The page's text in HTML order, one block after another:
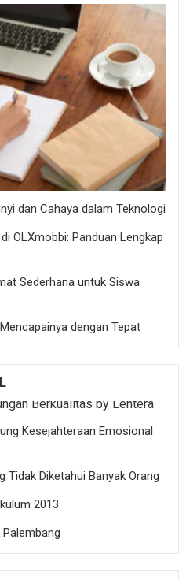
dan Cahaya dalam Teknologi
OLXmobbi: Panduan Lengkap
Sederhana untuk Siswa
dengan Tepat
Kesejahteraan Emosional
Tidak Diketahui Banyak Orang
2013
Palembang